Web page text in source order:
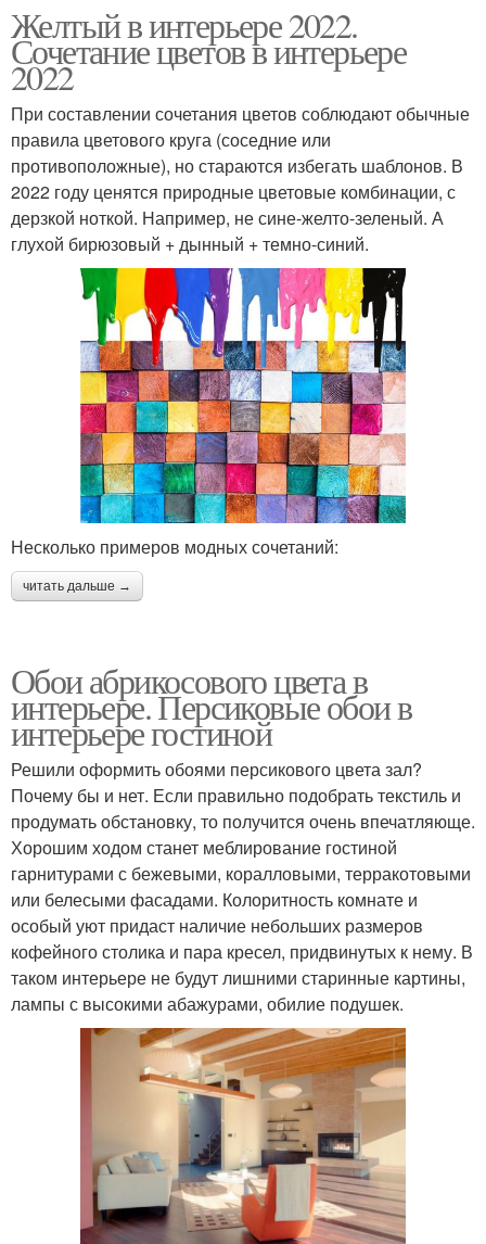
Желтый в интерьере 2022.
Сочетание цветов в интерьере
2022
При составлении сочетания цветов соблюдают обычные
правила цветового круга (соседние или
противоположные), но стараются избегать шаблонов. В
2022 году ценятся природные цветовые комбинации, с
дерзкой ноткой. Например, не сине-желто-зеленый. А
глухой бирюзовый + дынный + темно-синий.
Несколько примеров модных сочетаний:
читать дальше →
Обои абрикосового цвета в
интерьере. Персиковые обои в
интерьере гостиной
Решили оформить обоями персикового цвета зал?
Почему бы и нет. Если правильно подобрать текстиль и
продумать обстановку, то получится очень впечатляюще.
Хорошим ходом станет меблирование гостиной
гарнитурами с бежевыми, коралловыми, терракотовыми
или белесыми фасадами. Колоритность комнате и
особый уют придаст наличие небольших размеров
кофейного столика и пара кресел, придвинутых к нему. В
таком интерьере не будут лишними старинные картины,
лампы с высокими абажурами, обилие подушек.